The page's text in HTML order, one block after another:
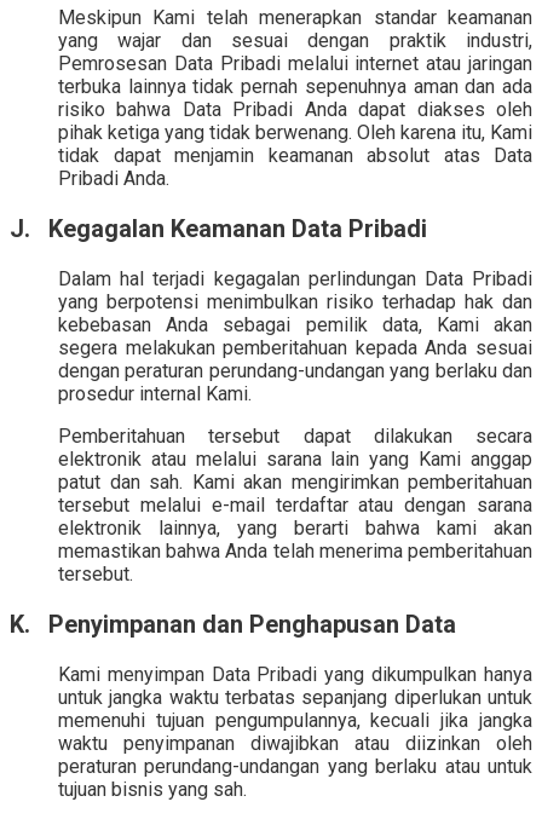
Meskipun Kami telah menerapkan standar keamanan
yang wajar dan sesuai dengan praktik industri,
Pemrosesan Data Pribadi melalui internet atau jaringan
terbuka lainnya tidak pernah sepenuhnya aman dan ada
risiko bahwa Data Pribadi Anda dapat diakses oleh
pihak ketiga yang tidak berwenang. Oleh karena itu, Kami
tidak dapat menjamin keamanan absolut atas Data
Pribadi Anda.
J. Kegagalan Keamanan Data Pribadi
Dalam hal terjadi kegagalan perlindungan Data Pribadi
yang berpotensi menimbulkan risiko terhadap hak dan
kebebasan Anda sebagai pemilik data, Kami akan
segera melakukan pemberitahuan kepada Anda sesuai
dengan peraturan perundang-undangan yang berlaku dan
prosedur internal Kami.
Pemberitahuan tersebut dapat dilakukan secara
elektronik atau melalui sarana lain yang Kami anggap
patut dan sah. Kami akan mengirimkan pemberitahuan
tersebut melalui e-mail terdaftar atau dengan sarana
elektronik lainnya, yang berarti bahwa kami akan
memastikan bahwa Anda telah menerima pemberitahuan
tersebut.
K. Penyimpanan dan Penghapusan Data
Kami menyimpan Data Pribadi yang dikumpulkan hanya
untuk jangka waktu terbatas sepanjang diperlukan untuk
memenuhi tujuan pengumpulannya, kecuali jika jangka
waktu penyimpanan diwajibkan atau diizinkan oleh
peraturan perundang-undangan yang berlaku atau untuk
tujuan bisnis yang sah.